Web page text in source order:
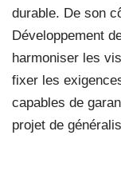
durable. De son
Développement
harmoniser les
fixer les
capables de
projet de